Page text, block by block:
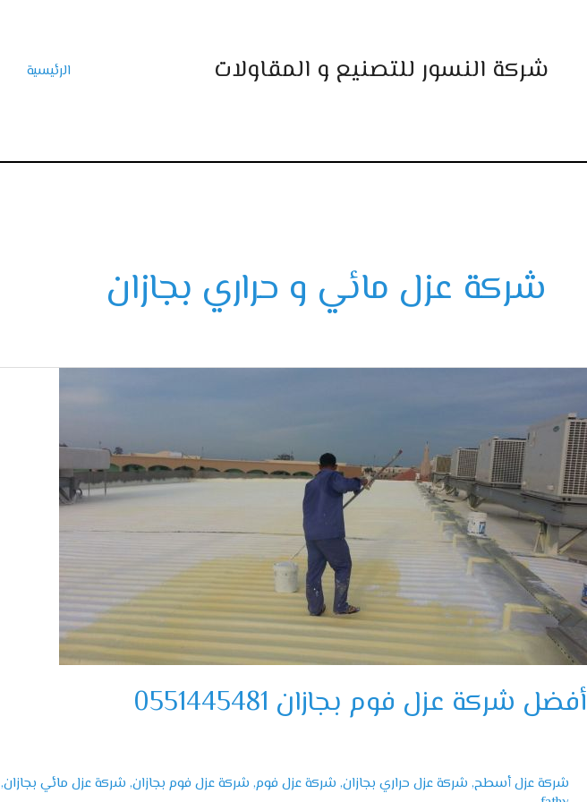
المحتوىشركة النسور للتصنيع و المقاولات الرئيسية
شركة عزل مائي و حراري بجازان
أفضل شركة عزل فوم بجازان 0551445481
شركة عزل أسطح, شركة عزل حراري بجازان, شركة عزل فوم, شركة عزل فوم بجازان, شركة عزل مائي بجازان,
عزل
فوم
بجازان
0551445481